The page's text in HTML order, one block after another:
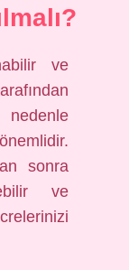
ve
sonra
ve